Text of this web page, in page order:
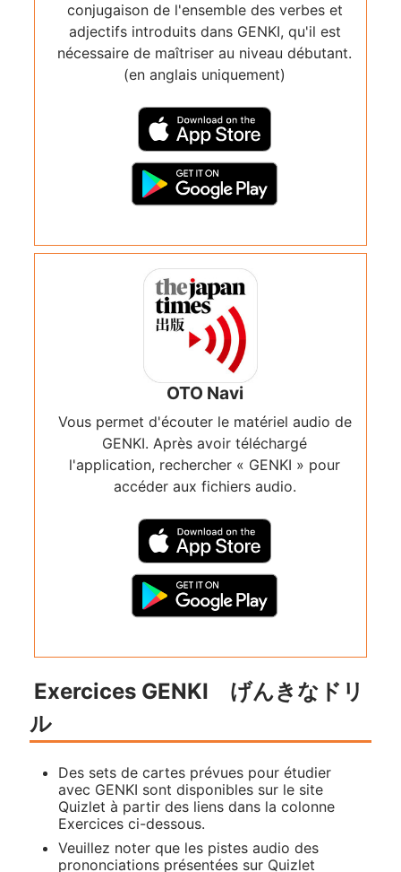
conjugaison de l'ensemble des verbes et
adjectifs introduits dans GENKI, qu'il est
nécessaire de maîtriser au niveau débutant.
(en anglais uniquement)
OTO Navi
Vous permet d'écouter le matériel audio de
GENKI. Après avoir téléchargé
l'application, rechercher « GENKI » pour
accéder aux fichiers audio.
Exercices GENKI げんきなドリ
ル
Des sets de cartes prévues pour étudier
avec GENKI sont disponibles sur le site
Quizlet à partir des liens dans la colonne
Exercices ci-dessous.
Veuillez noter que les pistes audio des
prononciations présentées sur Quizlet